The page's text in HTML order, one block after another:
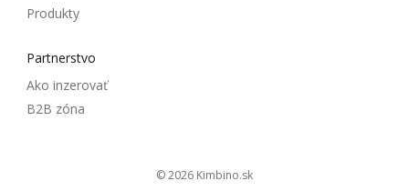
Produkty
Partnerstvo
Ako inzerovať
B2B zóna
© 2026 kimbino.sk